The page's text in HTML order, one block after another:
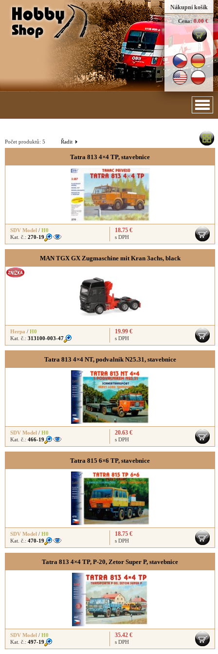
Nákupní košík
Cena: 0.00 €
Řadit
Počet produktů: 5
Tatra 813 4×4 TP, stavebnice
SDV Model / H0
Kat. č.: 270-19
18.75 €
s DPH
MAN TGX GX Zugmaschine mit Kran 3achs, black
Herpa / H0
Kat. č.: 313100-003-47
19.99 €
s DPH
Tatra 813 4×4 NT, podvalník N25.31, stavebnice
SDV Model / H0
Kat. č.: 466-19
20.63 €
s DPH
Tatra 815 6×6 TP, stavebnice
SDV Model / H0
Kat. č.: 470-19
18.75 €
s DPH
Tatra 813 4×4 TP, P-20, Zetor Super P, stavebnice
SDV Model / H0
Kat. č.: 497-19
35.42 €
s DPH